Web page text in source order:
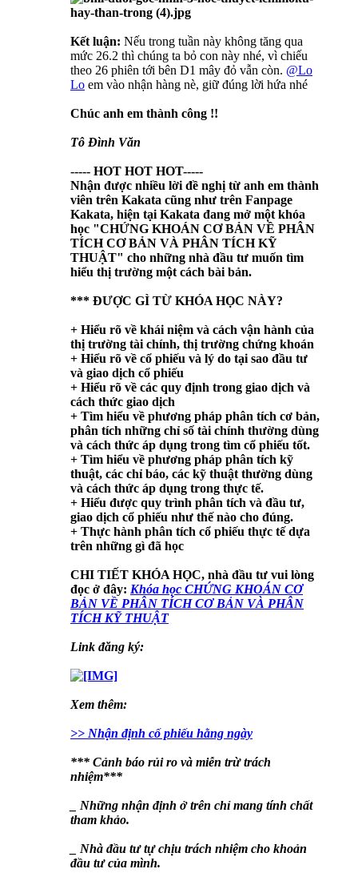
Kết luận: Nếu trong tuần này không tăng qua
mức 26.2 thì chúng ta bỏ con này nhé, vì chiếu
theo 26 phiên tới bên D1 mây đỏ vẫn còn. @Lo
Lo em vào nhận hàng nè, giữ đúng lời hứa nhé
Chúc anh em thành công !!
Tô Đình Văn
----- HOT HOT HOT-----
Nhận được nhiều lời đề nghị từ anh em thành
viên trên Kakata cũng như trên Fanpage
Kakata, hiện tại Kakata đang mở một khóa
học "CHỨNG KHOÁN CƠ BẢN VỀ PHÂN
TÍCH CƠ BẢN VÀ PHÂN TÍCH KỸ
THUẬT" cho những nhà đầu tư muốn tìm
hiểu thị trường một cách bài bản.
*** ĐƯỢC GÌ TỪ KHÓA HỌC NÀY?
+ Hiểu rõ về khái niệm và cách vận hành của
thị trường tài chính, thị trường chứng khoán
+ Hiểu rõ về cổ phiếu và lý do tại sao đầu tư
và giao dịch cổ phiếu
+ Hiểu rõ về các quy định trong giao dịch và
cách thức giao dịch
+ Tìm hiểu về phương pháp phân tích cơ bản,
phân tích những chỉ số tài chính thường dùng
và cách thức áp dụng trong tìm cổ phiếu tốt.
+ Tìm hiểu về phương pháp phân tích kỹ
thuật, các chỉ báo, các kỹ thuật thường dùng
và cách thức áp dụng trong thực tế.
+ Hiểu được quy trình phân tích và đầu tư,
giao dịch cổ phiếu như thế nào cho đúng.
+ Thực hành phân tích cổ phiếu thực tế dựa
trên những gì đã học
CHI TIẾT KHÓA HỌC, nhà đầu tư vui lòng
đọc ở đây: Khóa học CHỨNG KHOÁN CƠ
BẢN VỀ PHÂN TÍCH CƠ BẢN VÀ PHÂN
TÍCH KỸ THUẬT
Link đăng ký:
Xem thêm:
>> Nhận định cố phiếu hằng ngày
*** Cảnh báo rủi ro và miễn trừ trách
nhiệm***
_ Những nhận định ở trên chỉ mang tính chất
tham khảo.
_ Nhà đầu tư tự chịu trách nhiệm cho khoản
đầu tư của mình.